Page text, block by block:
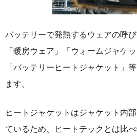
バッテリーで発熱するウェアの呼
「暖房ウェア」「ウォームジャケ
「バッテリーヒートジャケット」
ます。
ヒートジャケットはジャケット内
ているため、ヒートテックとは比